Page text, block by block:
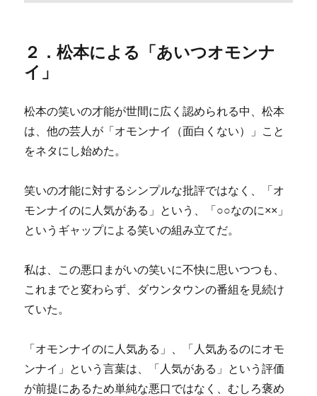
２．松本による「あいつオモンナ
イ」
松本の笑いの才能が世間に広く認められる中、松本
は、他の芸人が「オモンナイ（面白くない）」こと
をネタにし始めた。
笑いの才能に対するシンプルな批評ではなく、「オ
モンナイのに人気がある」という、「○○なのに××」
というギャップによる笑いの組み立てだ。
私は、この悪口まがいの笑いに不快に思いつつも、
これまでと変わらず、ダウンタウンの番組を見続け
ていた。
「オモンナイのに人気ある」、「人気あるのにオモ
ンナイ」という言葉は、「人気がある」という評価
が前提にあるため単純な悪口ではなく、むしろ褒め